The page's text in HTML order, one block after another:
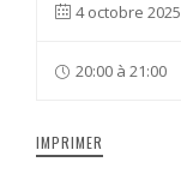
4 octobre 2025
20:00 à 21:00
IMPRIMER